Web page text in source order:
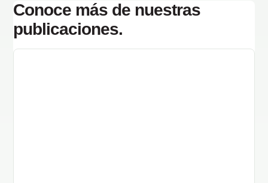
Conoce más de nuestras
publicaciones.